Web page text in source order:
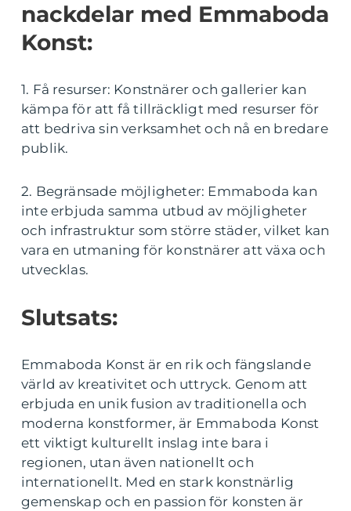
nackdelar med Emmaboda
Konst:
1. Få resurser: Konstnärer och gallerier kan
kämpa för att få tillräckligt med resurser för
att bedriva sin verksamhet och nå en bredare
publik.
2. Begränsade möjligheter: Emmaboda kan
inte erbjuda samma utbud av möjligheter
och infrastruktur som större städer, vilket kan
vara en utmaning för konstnärer att växa och
utvecklas.
Slutsats:
Emmaboda Konst är en rik och fängslande
värld av kreativitet och uttryck. Genom att
erbjuda en unik fusion av traditionella och
moderna konstformer, är Emmaboda Konst
ett viktigt kulturellt inslag inte bara i
regionen, utan även nationellt och
internationellt. Med en stark konstnärlig
gemenskap och en passion för konsten är